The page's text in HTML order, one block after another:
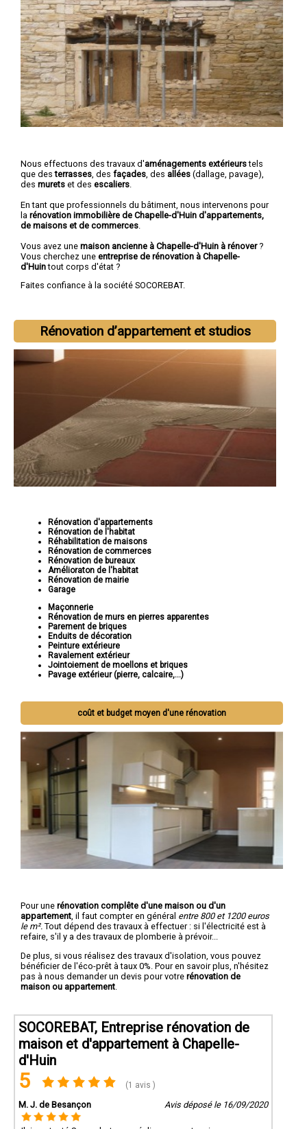
Nous effectuons des travaux d'aménagements extérieurstels
que desterrasses , des façades , des allées (dallage, pavage),
des murets et des escaliers
En tant que professionnels du bâtiment, nous intervenons pour
la rénovation immobilière de Chapelle-d'Huin d'appartements,
de maisons et de commerces
Vous avez une maison ancienne à Chapelle-d'Huin à rénover?
Vous cherchez une entreprise de rénovation à Chapelle-
d'Huintout corps d'état ?
Faites confiance à la société SOCOREBAT.
Rénovation d’appartement et studios
Rénovation d'appartements
Rénovation de l'habitat
Réhabilitation de maisons
Rénovation de commerces
Rénovation de bureaux
Amélioraton de l'habitat
Rénovation de mairie
Garage
Maçonnerie
Rénovation de murs en pierres apparentes
Parement de briques
Enduits de décoration
Peinture extérieure
Ravalement extérieur
Jointoiement de moellons et briques
Pavage extérieur (pierre, calcaire,...)
coût et budget moyen d'une rénovation
Pour une rénovation complête d'une maison ou d'un
appartement , il faut compter en général entre 800 et 1200 euros
le m². Tout dépend des travaux à effectuer : si l'électricité est à
refaire, s'il y a des travaux de plomberie à prévoir...
De plus, si vous réalisez des travaux d'isolation, vous pouvez
bénéficier de l'éco-prêt à taux 0%. Pour en savoir plus, n'hésitez
pas à nous demander un devis pour votre rénovation de
maison ou appartement
SOCOREBAT, Entreprise rénovation de
maison et d'appartement à Chapelle-
d'Huin
5 (1 avis )
M. J. de Besançon Avis déposé le 16/09/2020